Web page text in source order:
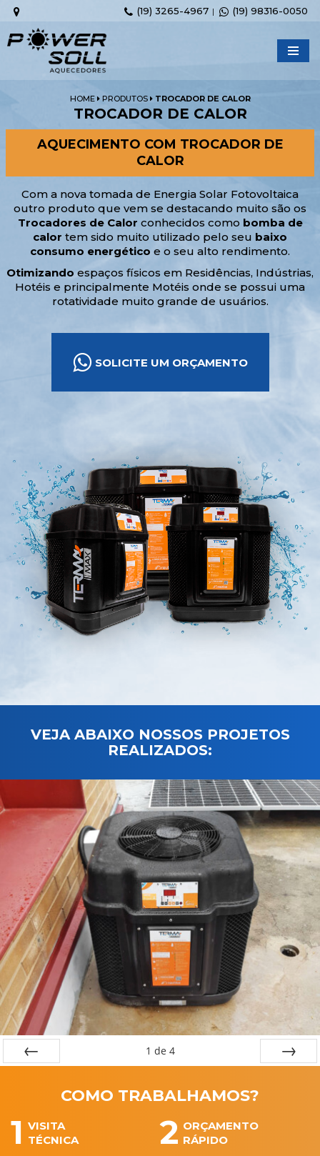
(19) 3265-4967 | (19) 98316-0050
Pular
HOME PRODUTOS TROCADOR DE CALOR
TROCADOR DE CALOR
AQUECIMENTO COM TROCADOR DE
CALOR
Com a nova tomada de Energia Solar Fotovoltaica
outro produto que vem se destacando muito são os
Trocadores de Calor conhecidos como bomba de
calor tem sido muito utilizado pelo seu baixo
consumo energético e o seu alto rendimento.
Otimizando espaços físicos em Residências, Indústrias,
Hotéis e principalmente Motéis onde se possui uma
rotatividade muito grande de usuários.
SOLICITE UM ORÇAMENTO
VEJA ABAIXO NOSSOS PROJETOS
REALIZADOS:
1 de 4
COMO TRABALHAMOS?
1 VISITA
TÉCNICA
2 ORÇAMENTO
RÁPIDO